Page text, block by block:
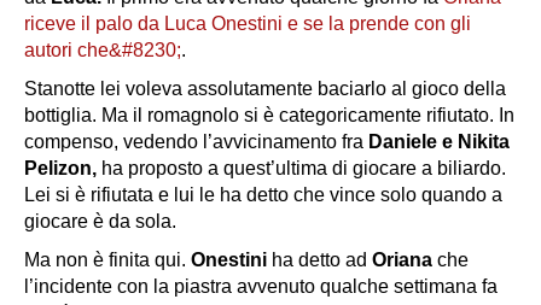
riceve il palo da Luca Onestini e se la prende con gli
autori che&#8230;.
Stanotte lei voleva assolutamente baciarlo al gioco della
bottiglia. Ma il romagnolo si è categoricamente rifiutato. In
compenso, vedendo l’avvicinamento fra Daniele e Nikita
Pelizon, ha proposto a quest’ultima di giocare a biliardo.
Lei si è rifiutata e lui le ha detto che vince solo quando a
giocare è da sola.
Ma non è finita qui. Onestini ha detto ad Oriana che
l’incidente con la piastra avvenuto qualche settimana fa